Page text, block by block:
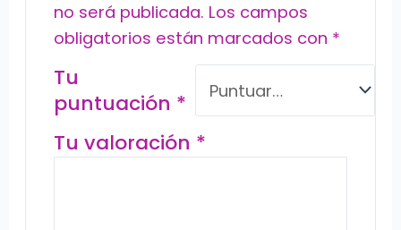
no será publicada. Los campos
obligatorios están marcados con *
Tu
puntuación *
Tu valoración *